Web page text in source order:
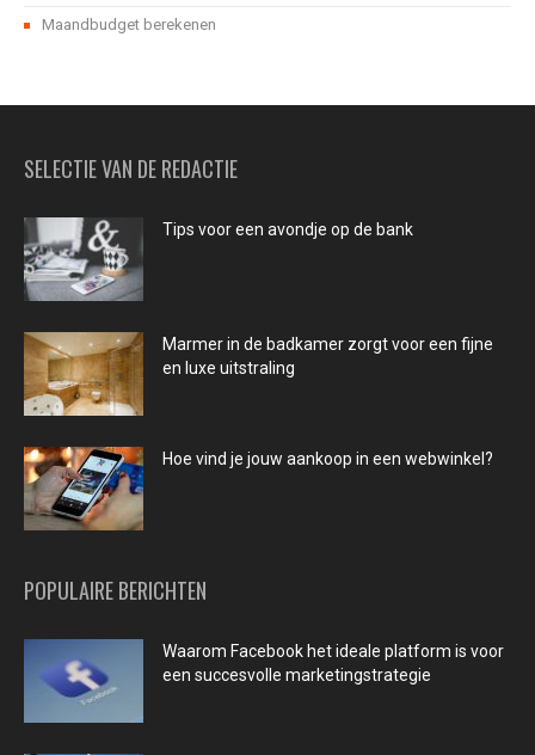
Maandbudget berekenen
SELECTIE VAN DE REDACTIE
Tips voor een avondje op de bank
Marmer in de badkamer zorgt voor een fijne
en luxe uitstraling
Hoe vind je jouw aankoop in een webwinkel?
POPULAIRE BERICHTEN
Waarom Facebook het ideale platform is voor
een succesvolle marketingstrategie